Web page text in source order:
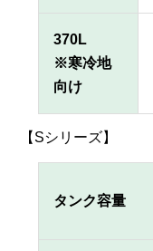
370L
※寒冷地
向け
【Sシリーズ】
タンク容量